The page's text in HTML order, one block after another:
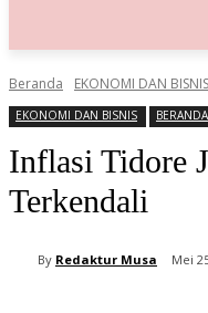
Beranda EKONOMI DAN BISNIS
EKONOMI DAN BISNIS BERANDA
Inflasi Tidore
Terkendali
By Redaktur Musa Mei